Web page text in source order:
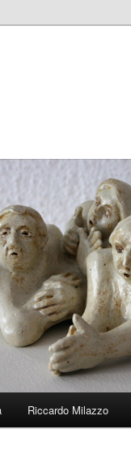
Riccardo Milazzo